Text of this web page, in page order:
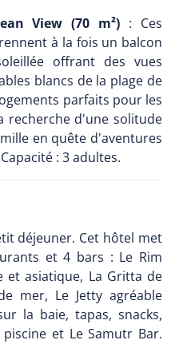
View (70 m²) : Ces
à la fois un balcon
offrant des vues
blancs de la plage de
parfaits pour les
recherche d'une solitude
en quête d'aventures
: 3 adultes.
déjeuner. Cet hôtel met
et 4 bars : Le Rim
et asiatique, La Gritta de
mer, Le Jetty agréable
la baie, tapas, snacks,
et Le Samutr Bar.